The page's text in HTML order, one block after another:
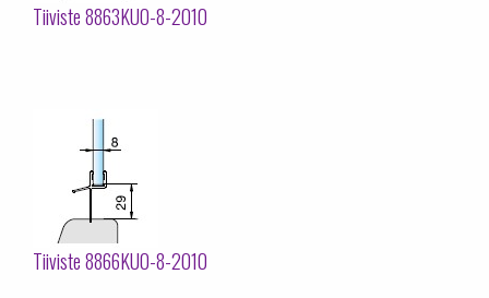
Tiiviste 8863KU0-8-2010
Tiiviste 8866KU0-8-2010